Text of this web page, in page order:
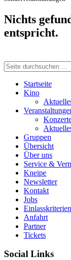
Nichts
entspricht.
Startseite
Kino
Gruppen
Übersicht
Über uns
Service &
Kneipe
Newsletter
Kontakt
Jobs
Einlasskriterien
Anfahrt
Partner
Tickets
Social Links